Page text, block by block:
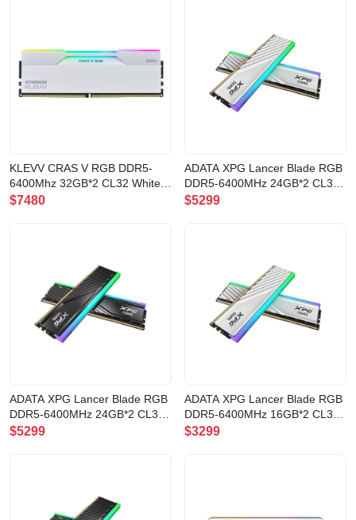
KLEVV CRAS V RGB DDR5-
6400Mhz 32GB*2 CL32 White
記憶體(CV32X2-KD5BGUA80-
$7480
ADATA XPG Lancer Blade RGB
DDR5-6400MHz 24GB*2 CL32
White 記憶體
$5299
ADATA XPG Lancer Blade RGB
DDR5-6400MHz 24GB*2 CL32
Black 記憶體
$5299
ADATA XPG Lancer Blade RGB
DDR5-6400MHz 16GB*2 CL32
White 記憶體
$3299